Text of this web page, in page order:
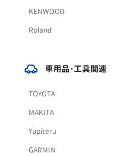
KENWOOD
Roland
車用品･工具関連
TOYOTA
MAKITA
Yupiteru
GARMIN